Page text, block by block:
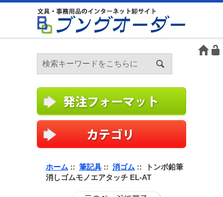
ホーム :: 筆記具:: 消ゴム :: トンボ鉛筆
消しゴムモノエアタッチ EL-AT